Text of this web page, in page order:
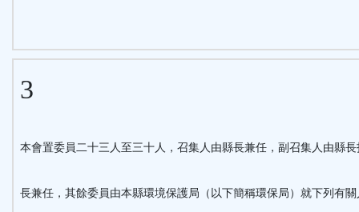
3
本會置委員二十三人至三十人，召集人由縣長兼任，副召集人由縣
長兼任，其餘委員由本縣環境保護局（以下簡稱環保局）就下列有